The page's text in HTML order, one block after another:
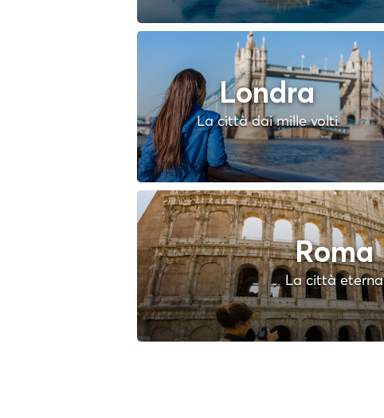
Londra
La città dai mille volti
Roma
La città eterna